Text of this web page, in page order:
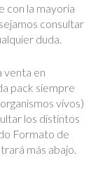
con la mayoría
consultar
duda.
venta en
pack siempre
vivos)
los distintos
Formato de
más abajo.